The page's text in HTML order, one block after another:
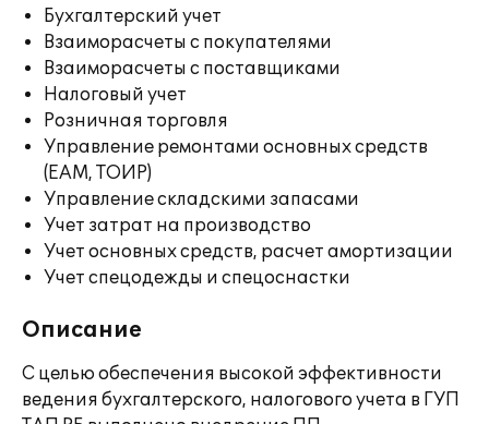
Бухгалтерский учет
Взаиморасчеты с покупателями
Взаиморасчеты с поставщиками
Налоговый учет
Розничная торговля
Управление ремонтами основных средств
(EAM, ТОИР)
Управление складскими запасами
Учет затрат на производство
Учет основных средств, расчет амортизации
Учет спецодежды и спецоснастки
Описание
С целью обеспечения высокой эффективности
ведения бухгалтерского, налогового учета в ГУП